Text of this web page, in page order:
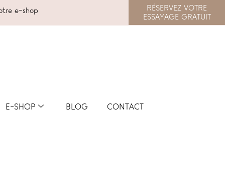
e-shop
RÉSERVEZ VOTRE
ESSAYAGE GRATUIT
E-SHOP BLOG CONTACT